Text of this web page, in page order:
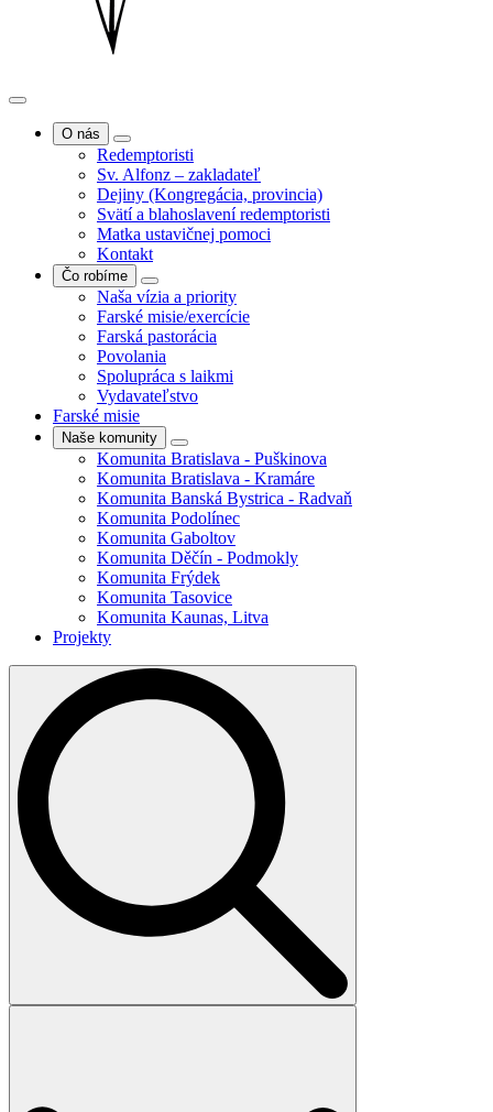
O nás
Redemptoristi
Sv. Alfonz – zakladateľ
Dejiny (Kongregácia, provincia)
Svätí a blahoslavení redemptoristi
Matka ustavičnej pomoci
Kontakt
Čo robíme
Naša vízia a priority
Farské misie/exercície
Farská pastorácia
Povolania
Spolupráca s laikmi
Vydavateľstvo
Farské misie
Naše komunity
Komunita Bratislava - Puškinova
Komunita Bratislava - Kramáre
Komunita Banská Bystrica - Radvaň
Komunita Podolínec
Komunita Gaboltov
Komunita Děčín - Podmokly
Komunita Frýdek
Komunita Tasovice
Komunita Kaunas, Litva
Projekty
Search